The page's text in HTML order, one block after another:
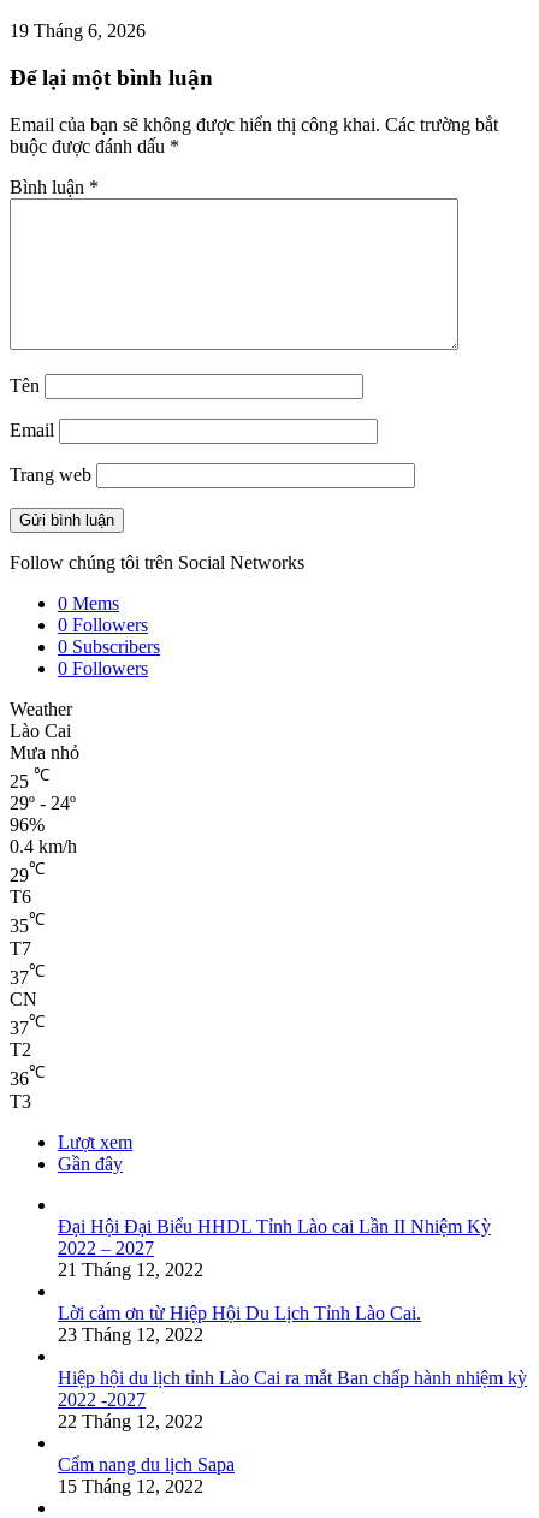
19 Tháng 6, 2026
Để lại một bình luận
Email của bạn sẽ không được hiển thị công khai. Các trường bắt
buộc được đánh dấu *
Bình luận *
Tên
Email
Trang web
Follow chúng tôi trên Social Networks
0 Mems
0 Followers
0 Subscribers
0 Followers
Weather
Lào Cai
Mưa nhỏ
25 ℃
29º - 24º
96%
0.4 km/h
29℃
T6
35℃
T7
37℃
CN
37℃
T2
36℃
T3
Lượt xem
Gần đây
Đại Hội Đại Biểu HHDL Tỉnh Lào cai Lần II Nhiệm Kỳ
2022 – 2027
21 Tháng 12, 2022
Lời cảm ơn từ Hiệp Hội Du Lịch Tỉnh Lào Cai.
23 Tháng 12, 2022
Hiệp hội du lịch tỉnh Lào Cai ra mắt Ban chấp hành nhiệm kỳ
2022 -2027
22 Tháng 12, 2022
Cẩm nang du lịch Sapa
15 Tháng 12, 2022